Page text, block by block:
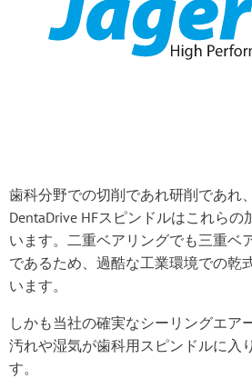
歯科分野での切削であれ研削であれ
DentaDrive HFスピンドルはこれらの
います。二重ベアリングでも三重ベ
であるため、過酷な工業環境での乾
います。
しかも当社の確実なシーリングエア
汚れや湿気が歯科用スピンドルに入
す。